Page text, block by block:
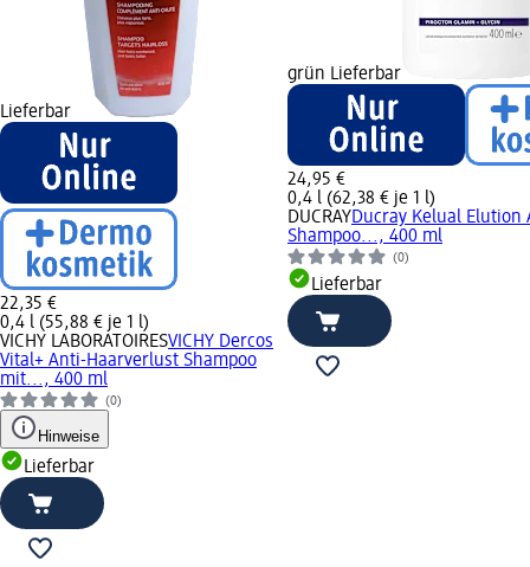
Lieferbar
22,35 €
0,4 l (55,88 € je 1 l)
VICHY LABORATOIRESVICHY Dercos
Vital+ Anti-Haarverlust Shampoo
mit..., 400 ml
(0)
Hinweise
Lieferbar
grün Lieferbar
24,95 €
0,4 l (62,38 € je 1 l)
DUCRAYDucray Kelual Elution
Shampoo..., 400 ml
(0)
Lieferbar